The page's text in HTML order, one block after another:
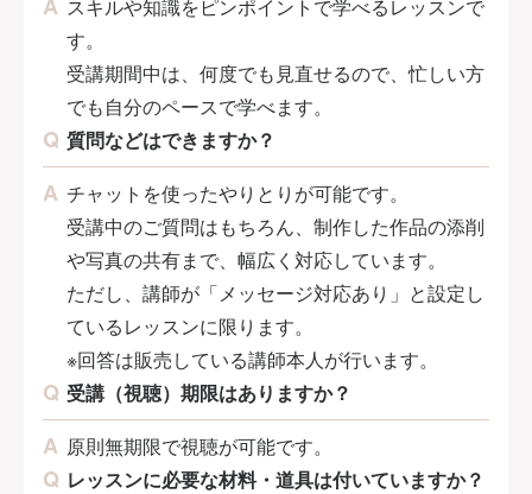
スキルや知識をピンポイントで学べるレッスンで
す。
受講期間中は、何度でも見直せるので、忙しい方
でも自分のペースで学べます。
質問などはできますか？
チャットを使ったやりとりが可能です。
受講中のご質問はもちろん、制作した作品の添削
や写真の共有まで、幅広く対応しています。
ただし、講師が「メッセージ対応あり」と設定し
ているレッスンに限ります。
※回答は販売している講師本人が行います。
受講（視聴）期限はありますか？
原則無期限で視聴が可能です。
レッスンに必要な材料・道具は付いていますか？